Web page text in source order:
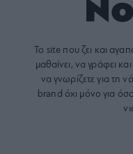
Το site που ζει και
μαθαίνει, να γράφει
να γνωρίζετε για τη
brand όχι μόνο για